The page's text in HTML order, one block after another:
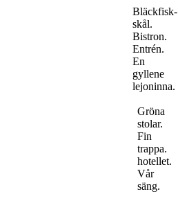
Bläckfisk-
skål.
Bistron.
Entrén.
En
gyllene
lejoninna.
Gröna
stolar.
Fin
trappa.
hotellet.
Vår
säng.